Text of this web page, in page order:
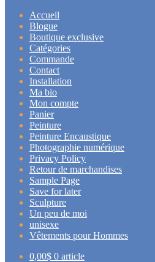
Accueil
Blogue
Boutique exclusive
Catégories
Commande
Contact
Installation
Ma bio
Mon compte
Panier
Peinture
Peinture Encaustique
Photographie numérique
Privacy Policy
Retour de marchandises
Sample Page
Save for later
Sculpture
Un peu de moi
unisexe
Vêtements pour Hommes
0,00$ 0 article